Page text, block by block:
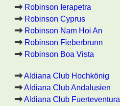
Robinson Ierapetra
Robinson Cyprus
Robinson Nam Hoi An
Robinson Fieberbrunn
Robinson Boa Vista
Aldiana Club Hochkönig
Aldiana Club Andalusien
Aldiana Club Fuerteventura